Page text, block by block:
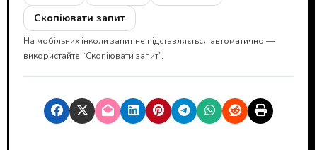
Скопіювати запит
На мобільних інколи запит не підставляється автоматично —
використайте “Скопіювати запит”.